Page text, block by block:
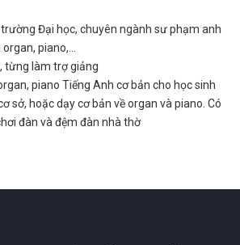
Đại học, chuyên ngành sư phạm anh
piano,...
từng làm trợ giảng
piano Tiếng Anh cơ bản cho học sinh
sở, hoặc dạy cơ bản về organ và piano. Có
đàn và đệm đàn nhà thờ